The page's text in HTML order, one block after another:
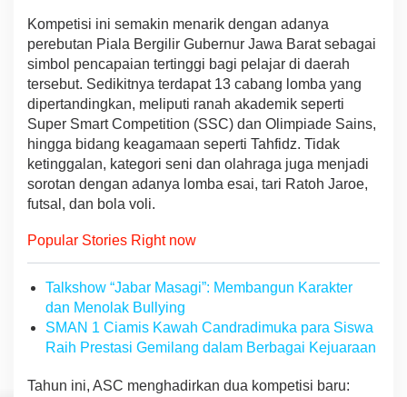
j
a
s
e
-
P
i
a
n
i
m
Kompetisi ini semakin menarik dengan adanya
perebutan Piala Bergilir Gubernur Jawa Barat sebagai
simbol pencapaian tertinggi bagi pelajar di daerah
tersebut. Sedikitnya terdapat 13 cabang lomba yang
dipertandingkan, meliputi ranah akademik seperti
Super Smart Competition (SSC) dan Olimpiade Sains,
hingga bidang keagamaan seperti Tahfidz. Tidak
ketinggalan, kategori seni dan olahraga juga menjadi
sorotan dengan adanya lomba esai, tari Ratoh Jaroe,
futsal, dan bola voli.
Popular Stories Right now
Talkshow “Jabar Masagi”: Membangun Karakter
dan Menolak Bullying
SMAN 1 Ciamis Kawah Candradimuka para Siswa
Raih Prestasi Gemilang dalam Berbagai Kejuaraan
Tahun ini, ASC menghadirkan dua kompetisi baru: